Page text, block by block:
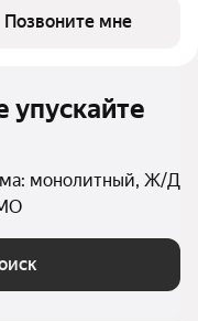
Позвоните мне
упускайте
монолитный, Ж/Д